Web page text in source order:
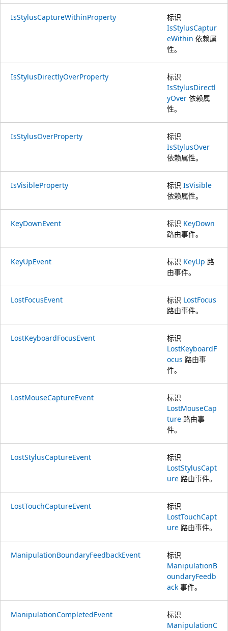
IsStylusCaptureWithinProperty
标识
IsStylusCaptur
eWithin 依赖属
性。
IsStylusDirectlyOverProperty
标识
IsStylusDirectl
yOver 依赖属
性。
IsStylusOverProperty
标识
IsStylusOver
依赖属性。
IsVisibleProperty 标识 IsVisible
依赖属性。
KeyDownEvent 标识 KeyDown
路由事件。
KeyUpEvent 标识 KeyUp 路
由事件。
LostFocusEvent 标识 LostFocus
路由事件。
LostKeyboardFocusEvent
标识
LostKeyboardF
ocus 路由事
件。
LostMouseCaptureEvent
标识
LostMouseCap
ture 路由事
件。
LostStylusCaptureEvent
标识
LostStylusCapt
ure 路由事件。
LostTouchCaptureEvent
标识
LostTouchCapt
ure 路由事件。
ManipulationBoundaryFeedbackEvent
标识
ManipulationB
oundaryFeedb
ack 事件。
ManipulationCompletedEvent
标识
ManipulationC